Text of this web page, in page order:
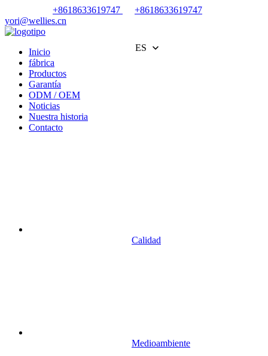
+8618633619747
+8618633619747
yori@wellies.cn
ES
Inicio
fábrica
Productos
Garantía
ODM / OEM
Noticias
Nuestra historia
Contacto
Calidad
Medioambiente